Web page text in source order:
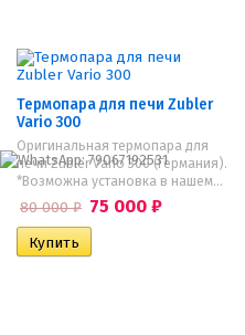
Термопара для печи Zubler
Vario 300
Оригинальная термопара для
печи Zubler Vario 300 (Германия).
*Возможна установка в нашем...
80 000₽ 75 000 ₽